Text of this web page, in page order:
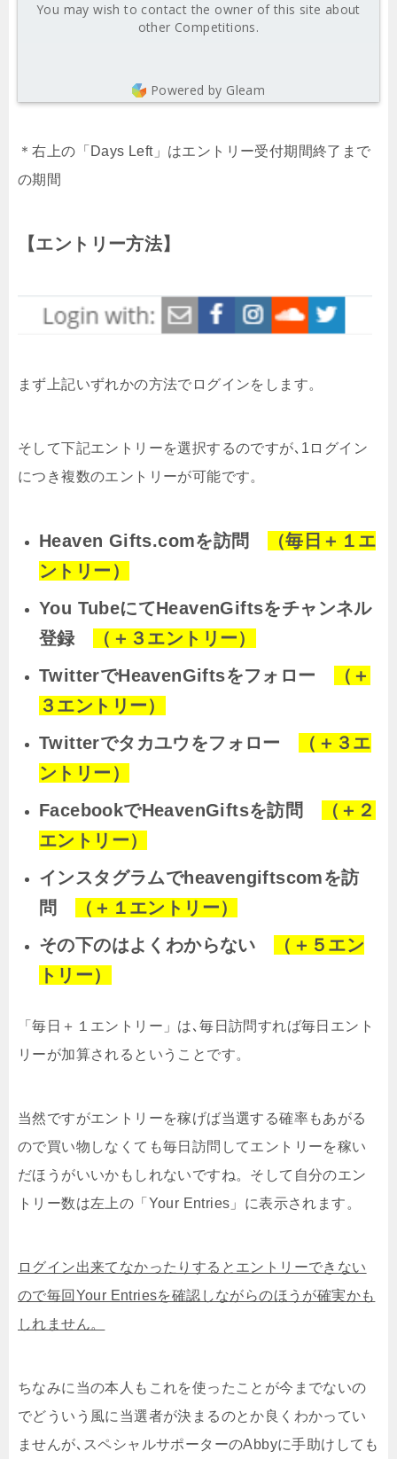
You may wish to contact the owner of this site about
other Competitions.
Powered by Gleam
＊右上の「Days Left」はエントリー受付期間終了まで
の期間
【エントリー方法】
まず上記いずれかの方法でログインをします。
そして下記エントリーを選択するのですが､1ログイン
につき複数のエントリーが可能です。
Heaven Gifts.comを訪問
（毎日＋１エ
ントリー）
You TubeにてHeavenGiftsをチャンネル
登録
（＋３エントリー）
TwitterでHeavenGiftsをフォロー
（＋
３エントリー）
Twitterでタカユウをフォロー
（＋３エ
ントリー）
FacebookでHeavenGiftsを訪問
（＋２
エントリー）
インスタグラムでheavengiftscomを訪
問
（＋１エントリー）
その下のはよくわからない
（＋５エン
トリー）
「毎日＋１エントリー」は､毎日訪問すれば毎日エント
リーが加算されるということです。
当然ですがエントリーを稼げば当選する確率もあがる
ので買い物しなくても毎日訪問してエントリーを稼い
だほうがいいかもしれないですね。そして自分のエン
トリー数は左上の「Your Entries」に表示されます。
ログイン出来てなかったりするとエントリーできない
ので毎回Your Entriesを確認しながらのほうが確実かも
しれません。
ちなみに当の本人もこれを使ったことが今までないの
でどういう風に当選者が決まるのとか良くわかってい
ませんが､スペシャルサポーターのAbbyに手助けしても